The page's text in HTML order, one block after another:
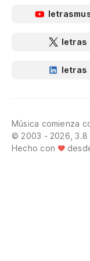
letras
letras
Música comienza
© 2003 - 2026, 3.8
Hecho con